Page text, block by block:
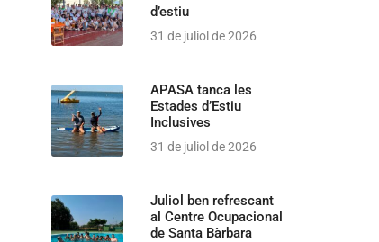
d’estiu
31 de juliol de 2026
APASA tanca les
Estades d’Estiu
Inclusives
31 de juliol de 2026
Juliol ben refrescant
al Centre Ocupacional
de Santa Bàrbara